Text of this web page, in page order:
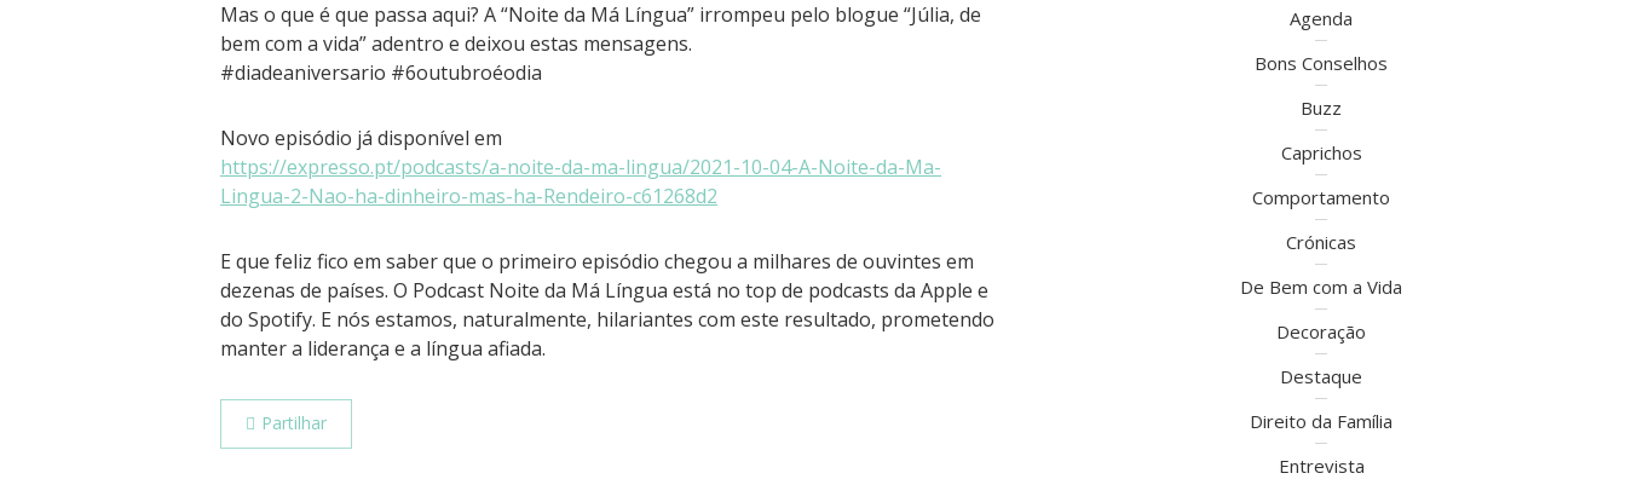
Mas o que é que passa aqui? A “Noite da Má Língua” irrompeu pelo blogue “Júlia, de
bem com a vida” adentro e deixou estas mensagens.
#diadeaniversario #6outubroéodia
Novo episódio já disponível em
https://expresso.pt/podcasts/a-noite-da-ma-lingua/2021-10-04-A-Noite-da-Ma-
Lingua-2-Nao-ha-dinheiro-mas-ha-Rendeiro-c61268d2
E que feliz fico em saber que o primeiro episódio chegou a milhares de ouvintes em
dezenas de países. O Podcast Noite da Má Língua está no top de podcasts da Apple e
do Spotify. E nós estamos, naturalmente, hilariantes com este resultado, prometendo
manter a liderança e a língua afiada.
Partilhar
Agenda
Bons Conselhos
Buzz
Caprichos
Comportamento
Crónicas
De Bem com a Vida
Decoração
Destaque
Direito da Família
Entrevista